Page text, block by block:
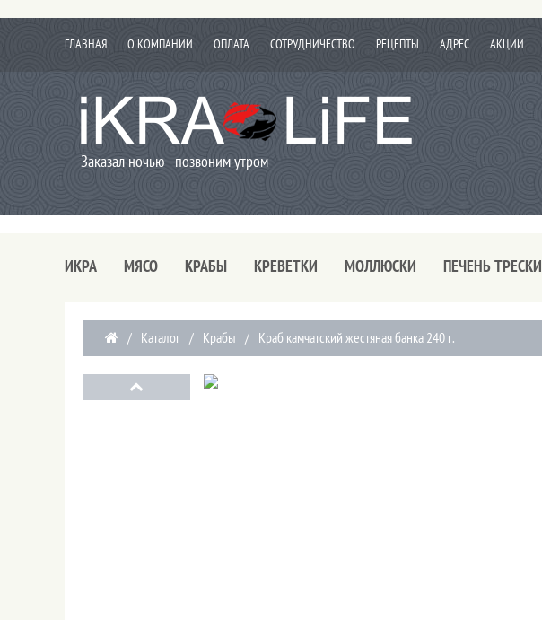
ГЛАВНАЯ О КОМПАНИИ ОПЛАТА СОТРУДНИЧЕСТВО РЕЦЕПТЫ АДРЕС АКЦИИ
Заказал ночью - позвоним утром
ИКРА МЯСО КРАБЫ КРЕВЕТКИ МОЛЛЮСКИ ПЕЧЕНЬ ТРЕСКИ
/ Каталог / Крабы / Краб камчатский жестяная банка 240 г.